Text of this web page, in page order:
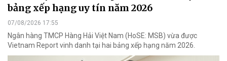
bảng xếp hạng uy tín năm 2026
07/08/2026 17:55
Ngân hàng TMCP Hàng Hải Việt Nam (HoSE: MSB) vừa được
Vietnam Report vinh danh tại hai bảng xếp hạng năm 2026.